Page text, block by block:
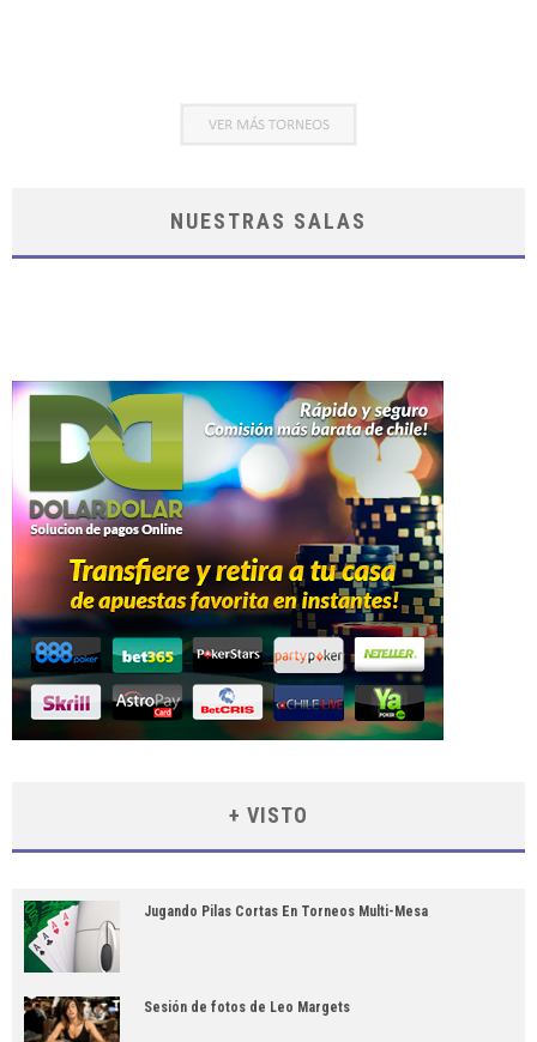
NUESTRAS SALAS
+ VISTO
Jugando Pilas Cortas En Torneos Multi-Mesa
Sesión de fotos de Leo Margets